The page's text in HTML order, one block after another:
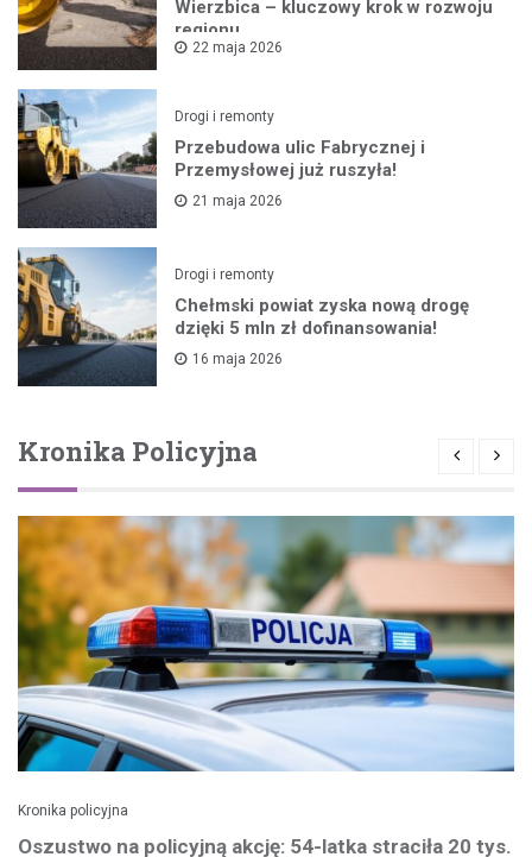
Wierzbica – kluczowy krok w rozwoju
regionu
22 maja 2026
Drogi i remonty
Przebudowa ulic Fabrycznej i
Przemysłowej już ruszyła!
21 maja 2026
Drogi i remonty
Chełmski powiat zyska nową drogę
dzięki 5 mln zł dofinansowania!
16 maja 2026
Kronika Policyjna
Kronika policyjna
Oszustwo na policyjną akcję: 54-latka straciła 20 tys.